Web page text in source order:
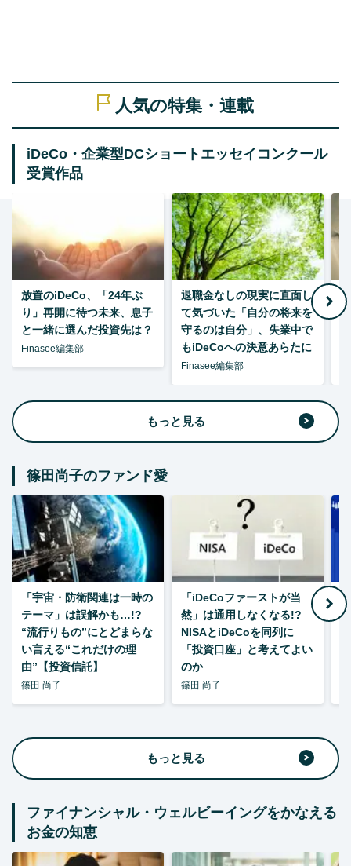
人気の特集・連載
iDeCo・企業型DCショートエッセイコンクール
受賞作品
放置のiDeCo、「24年ぶ
り」再開に待つ未来、息子
と一緒に選んだ投資先は？
Finasee編集部
退職金なしの現実に直面し
て気づいた「自分の将来を
守るのは自分」、失業中で
もiDeCoへの決意あらたに
Finasee編集部
もっと見る
篠田尚子のファンド愛
「宇宙・防衛関連は一時の
テーマ」は誤解かも…!?
“流行りもの”にとどまらな
い言える“これだけの理
由”【投資信託】
篠田 尚子
「iDeCoファーストが当
然」は通用しなくなる!?
NISAとiDeCoを同列に
「投資口座」と考えてよい
のか
篠田 尚子
もっと見る
ファイナンシャル・ウェルビーイングをかなえる
お金の知恵